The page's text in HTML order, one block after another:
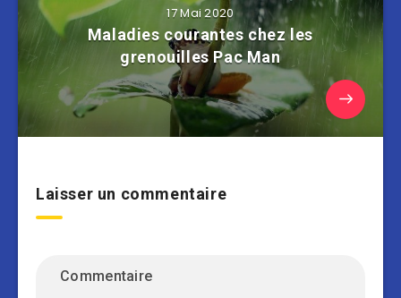
17 Mai 2020
Maladies courantes chez les
grenouilles Pac Man
Laisser un commentaire